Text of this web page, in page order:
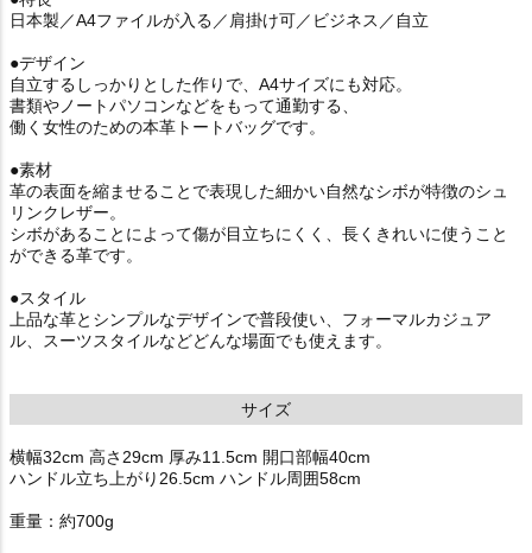
日本製／A4ファイルが入る／肩掛け可／ビジネス／自立
●デザイン
自立するしっかりとした作りで、A4サイズにも対応。
書類やノートパソコンなどをもって通勤する、
働く女性のための本革トートバッグです。
●素材
革の表面を縮ませることで表現した細かい自然なシボが特徴のシュ
リンクレザー。
シボがあることによって傷が目立ちにくく、長くきれいに使うこと
ができる革です。
●スタイル
上品な革とシンプルなデザインで普段使い、フォーマルカジュア
ル、スーツスタイルなどどんな場面でも使えます。
サイズ
横幅32cm 高さ29cm 厚み11.5cm 開口部幅40cm
ハンドル立ち上がり26.5cm ハンドル周囲58cm
重量：約700g